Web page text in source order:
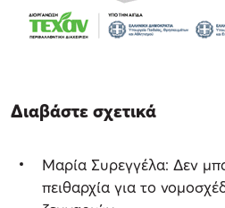
Διαβάστε σχετικά
Μαρία Συρεγγέλα: Δεν
πειθαρχία για το